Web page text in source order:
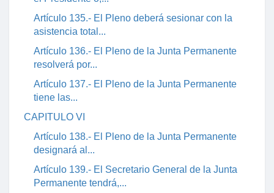
Artículo 135.- El Pleno deberá sesionar con la
asistencia total...
Artículo 136.- El Pleno de la Junta Permanente
resolverá por...
Artículo 137.- El Pleno de la Junta Permanente
tiene las...
CAPITULO VI
Artículo 138.- El Pleno de la Junta Permanente
designará al...
Artículo 139.- El Secretario General de la Junta
Permanente tendrá,...